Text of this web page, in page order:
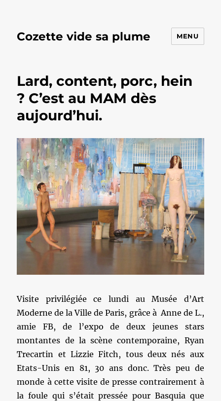
Cozette vide sa plume MENU
Lard, content, porc, hein
? C’est au MAM dès
aujourd’hui.
Visite privilégiée ce lundi au Musée d’Art
Moderne de la Ville de Paris, grâce à Anne de L.,
amie FB, de l’expo de deux jeunes stars
montantes de la scène contemporaine, Ryan
Trecartin et Lizzie Fitch, tous deux nés aux
Etats-Unis en 81, 30 ans donc. Très peu de
monde à cette visite de presse contrairement à
la foule qui s’était pressée pour Basquia que